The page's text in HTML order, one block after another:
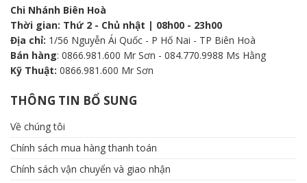
Chi Nhánh Biên Hoà
Thời gian: Thứ 2 - Chủ nhật | 08h00 - 23h00
Địa chỉ: 1/56 Nguyễn Ái Quốc - P Hố Nai - TP Biên Hoà
Bán hàng: 0866.981.600 Mr Sơn - 084.770.9988 Ms Hằng
Kỹ Thuật: 0866.981.600 Mr Sơn
THÔNG TIN BỔ SUNG
Về chúng tôi
Chính sách mua hàng thanh toán
Chính sách vận chuyển và giao nhận